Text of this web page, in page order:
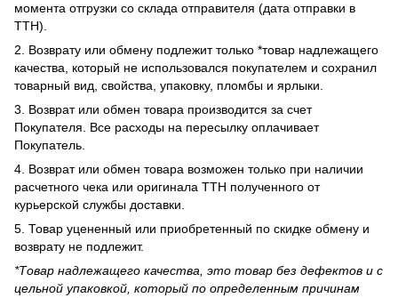
момента отгрузки со склада отправителя (дата отправки в
ТТН).
2. Возврату или обмену подлежит только *товар надлежащего
качества, который не использовался покупателем и сохранил
товарный вид, свойства, упаковку, пломбы и ярлыки.
3. Возврат или обмен товара производится за счет
Покупателя. Все расходы на пересылку оплачивает
Покупатель.
4. Возврат или обмен товара возможен только при наличии
расчетного чека или оригинала ТТН полученного от
курьерской службы доставки.
5. Товар уцененный или приобретенный по скидке обмену и
возврату не подлежит.
*Товар надлежащего качества, это товар без дефектов и с
цельной упаковкой, который по определенным причинам